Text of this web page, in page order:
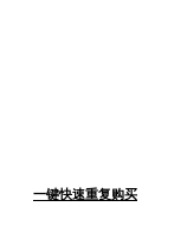
一键快速重复购买